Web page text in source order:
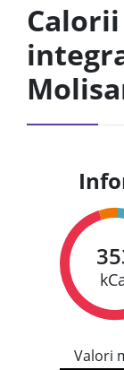
Valori